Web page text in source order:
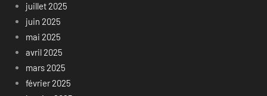
juillet 2025
juin 2025
mai 2025
avril 2025
mars 2025
février 2025